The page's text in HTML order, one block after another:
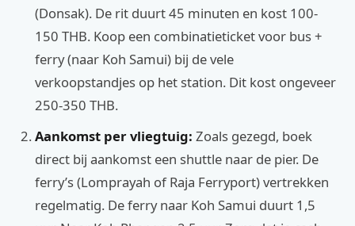
(Donsak). De rit duurt 45 minuten en kost 100-
150 THB. Koop een combinatieticket voor bus +
ferry (naar Koh Samui) bij de vele
verkoopstandjes op het station. Dit kost ongeveer
250-350 THB.
Aankomst per vliegtuig: Zoals gezegd, boek
direct bij aankomst een shuttle naar de pier. De
ferry’s (Lomprayah of Raja Ferryport) vertrekken
regelmatig. De ferry naar Koh Samui duurt 1,5